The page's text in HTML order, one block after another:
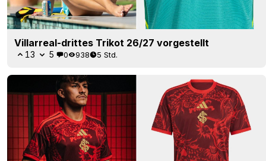
Villarreal-drittes Trikot 26/27 vorgestellt
13 5 0 938 5 Std.